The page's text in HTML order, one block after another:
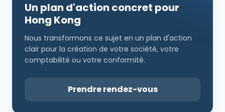
Un plan d'action concret pour
Hong Kong
Nous transformons ce sujet en un plan d'action
clair pour la création de votre société, votre
comptabilité ou votre conformité.
Prendre rendez-vous